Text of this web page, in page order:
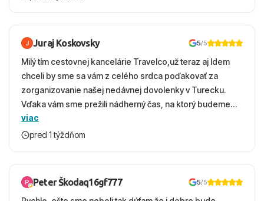
Juraj Koskovsky 5/5
Milý tím cestovnej kancelárie Travelco,už teraz aj Idem
chceli by sme sa vám z celého srdca poďakovať za
zorganizovanie našej nedávnej dovolenky v Turecku.
Vďaka vám sme prežili nádherný čas, na ktorý budeme
ešte dlho s úsmevom spomínať. ​Všetko prebehlo
absolútne hladko – od prvotného výberu zájazdu, cez
bola to trefa do čierneho! ​Čo nás dostalo najviac: ​Skvelé
služby a personál: Vždy usmievaví, ochotní a starostliví
viac
pred 1 týždňom
Peter Škodaq16gf777 5/5